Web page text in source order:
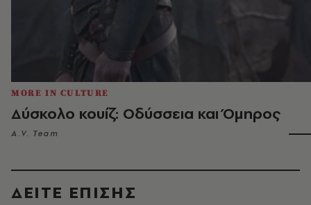
MORE IN CULTURE
Δύσκολο κουίζ: Οδύσσεια και Όμηρος
A.V. Team
ΔΕΙΤΕ ΕΠΙΣΗΣ